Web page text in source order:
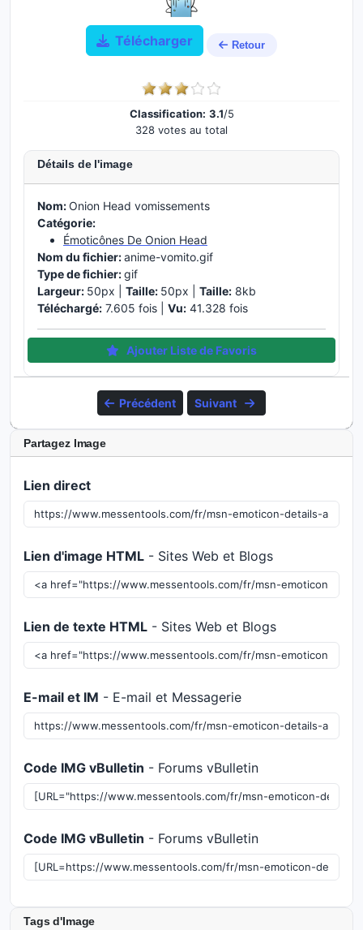
Télécharger Retour
Classification: 3.1/5
328 votes au total
Détails de l'image
Nom:Onion Head vomissements
Catégorie:
Émoticônes De Onion Head
Nom du fichier:anime-vomito.gif
Type de fichier:gif
Largeur: 50px | Taille: 50px | Taille: 8kb
Téléchargé: 7.605 fois | Vu: 41.328 fois
Ajouter Liste de Favoris
Précédent Suivant
Partagez Image
Lien direct
Lien d'image HTML - Sites Web et Blogs
Lien de texte HTML - Sites Web et Blogs
E-mail et IM - E-mail et Messagerie
Code IMG vBulletin - Forums vBulletin
Code IMG vBulletin - Forums vBulletin
Tags d'Image